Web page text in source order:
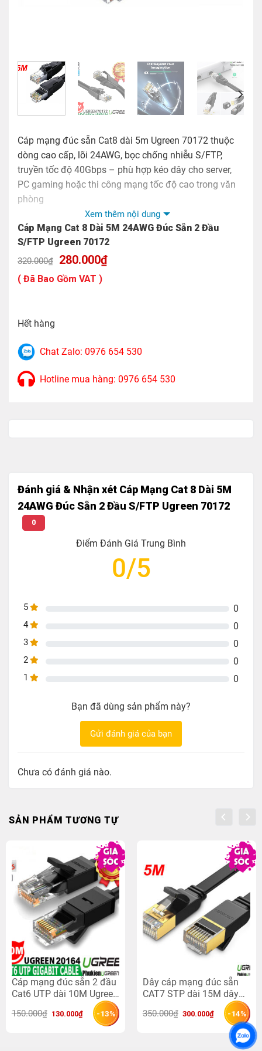
Cáp mạng đúc sẵn Cat8 dài 5m Ugreen 70172 thuộc
dòng cao cấp, lõi 24AWG, bọc chống nhiễu S/FTP,
truyền tốc độ 40Gbps – phù hợp kéo dây cho server,
PC gaming hoặc thi công mạng tốc độ cao trong văn
phòng
Model:70172/NW121
Chiều dài: 5M
Tính năng: Kết nối mạng dây RJ45
pairs
Tốc độ truyền tải: 25Gbps
Băng thông: 2000MHz
Chất liệu: Lõi đồng nguyên chất, vỏ nhựa ABS
Xem thêm nội dung
Cáp Mạng Cat 8 Dài 5M 24AWG Đúc Sẵn 2 Đầu
S/FTP Ugreen 70172
320.000₫
Giá
gốc
là:
320.000₫.
280.000₫Giá
( Đã Bao Gồm VAT )
Hết hàng
Chat Zalo: 0976 654 530
Hotline mua hàng: 0976 654 530
Đánh giá & Nhận xét Cáp Mạng Cat 8 Dài 5M
24AWG Đúc Sẵn 2 Đầu S/FTP Ugreen 70172
0
Điểm Đánh Giá Trung Bình
0/5
5 0
4 0
3 0
2 0
1 0
Bạn đã dùng sản phẩm này?
Gửi đánh giá của bạn
Chưa có đánh giá nào.
SẢN PHẨM TƯƠNG TỰ
Cáp mạng đúc sẵn 2 đầu
Cat6 UTP dài 10M Ugreen
150.000₫ Giá
130.000₫Giá
hiện
-13%
Dây cáp mạng đúc sẵn
CAT7 STP dài 15M dây
350.000₫ Giá
300.000₫Giá
hiện
300.000₫.
-14%